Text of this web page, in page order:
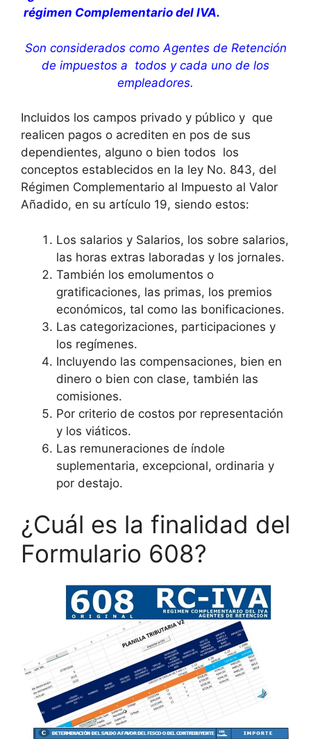
régimen Complementario del IVA.
Son considerados como Agentes de Retención
de impuestos a todos y cada uno de los
empleadores.
Incluidos los campos privado y público y que
realicen pagos o acrediten en pos de sus
dependientes, alguno o bien todos los
conceptos establecidos en la ley No. 843, del
Régimen Complementario al Impuesto al Valor
Añadido, en su artículo 19, siendo estos:
Los salarios y Salarios, los sobre salarios,
las horas extras laboradas y los jornales.
También los emolumentos o
gratificaciones, las primas, los premios
económicos, tal como las bonificaciones.
Las categorizaciones, participaciones y
los regímenes.
Incluyendo las compensaciones, bien en
dinero o bien con clase, también las
comisiones.
Por criterio de costos por representación
y los viáticos.
Las remuneraciones de índole
suplementaria, excepcional, ordinaria y
por destajo.
¿Cuál es la finalidad del
Formulario 608?